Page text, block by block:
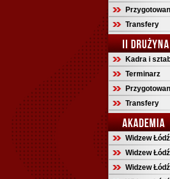
Transfery
II DRUŻYNA
Kadra i
Terminarz
Transfery
AKADEMIA
Widzew
Widzew
Widzew